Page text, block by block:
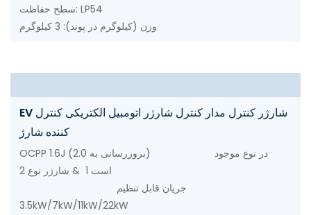
سطح حفاظت: LP54
وزن (کیلوگرم در پوند): 3 کیلوگرم
EV شارژر کنترل مدار کنترل شارژر اتومبیل الکتریکی کنترل
OCPP 1.6J (بروزرسانی به 2.0) در نوع موجود
است 1 & شارژر نوع 2
جریان قابل تنظیم
3.5kW/7kW/11kW/22kW